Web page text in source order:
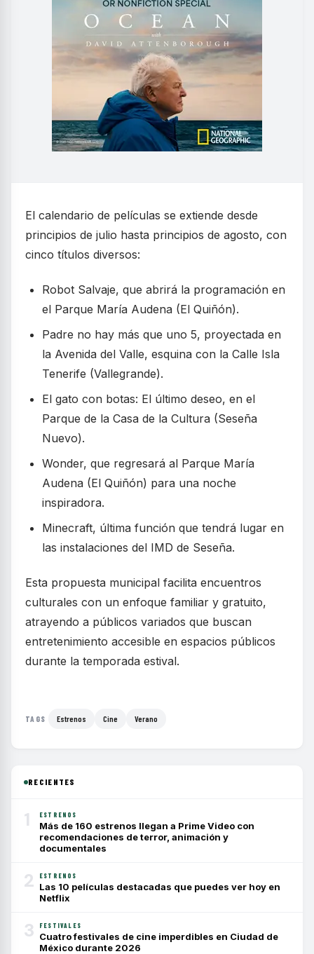
El calendario de películas se extiende desde
principios de julio hasta principios de agosto, con
cinco títulos diversos:
Robot Salvaje, que abrirá la programación en
el Parque María Audena (El Quiñón).
Padre no hay más que uno 5, proyectada en
la Avenida del Valle, esquina con la Calle Isla
Tenerife (Vallegrande).
El gato con botas: El último deseo, en el
Parque de la Casa de la Cultura (Seseña
Nuevo).
Wonder, que regresará al Parque María
Audena (El Quiñón) para una noche
inspiradora.
Minecraft, última función que tendrá lugar en
las instalaciones del IMD de Seseña.
Esta propuesta municipal facilita encuentros
culturales con un enfoque familiar y gratuito,
atrayendo a públicos variados que buscan
entretenimiento accesible en espacios públicos
durante la temporada estival.
TAGS Estrenos Cine Verano
RECIENTES
1 ESTRENOS
Más de 160 estrenos llegan a Prime Video con
recomendaciones de terror, animación y
documentales
2 ESTRENOS
Las 10 películas destacadas que puedes ver hoy en
Netflix
3 FESTIVALES
Cuatro festivales de cine imperdibles en Ciudad de
México durante 2026